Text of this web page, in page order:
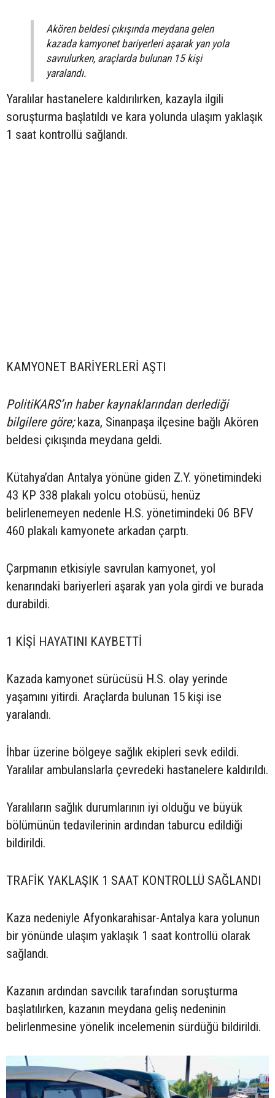
Akören beldesi çıkışında meydana gelen
kazada kamyonet bariyerleri aşarak yan yola
savrulurken, araçlarda bulunan 15 kişi
yaralandı.
Yaralılar hastanelere kaldırılırken, kazayla ilgili
soruşturma başlatıldı ve kara yolunda ulaşım yaklaşık
1 saat kontrollü sağlandı.
KAMYONET BARİYERLERİ AŞTI
PolitiKARS’ın haber kaynaklarından derlediği
bilgilere göre;kaza, Sinanpaşa ilçesine bağlı Akören
beldesi çıkışında meydana geldi.
Kütahya’dan Antalya yönüne giden Z.Y. yönetimindeki
43 KP 338 plakalı yolcu otobüsü, henüz
belirlenemeyen nedenle H.S. yönetimindeki 06 BFV
460 plakalı kamyonete arkadan çarptı.
Çarpmanın etkisiyle savrulan kamyonet, yol
kenarındaki bariyerleri aşarak yan yola girdi ve burada
durabildi.
1 KİŞİ HAYATINI KAYBETTİ
Kazada kamyonet sürücüsü H.S. olay yerinde
yaşamını yitirdi. Araçlarda bulunan 15 kişi ise
yaralandı.
İhbar üzerine bölgeye sağlık ekipleri sevk edildi.
Yaralılar ambulanslarla çevredeki hastanelere kaldırıldı.
Yaralıların sağlık durumlarının iyi olduğu ve büyük
bölümünün tedavilerinin ardından taburcu edildiği
bildirildi.
TRAFİK YAKLAŞIK 1 SAAT KONTROLLÜ SAĞLANDI
Kaza nedeniyle Afyonkarahisar-Antalya kara yolunun
bir yönünde ulaşım yaklaşık 1 saat kontrollü olarak
sağlandı.
Kazanın ardından savcılık tarafından soruşturma
başlatılırken, kazanın meydana geliş nedeninin
belirlenmesine yönelik incelemenin sürdüğü bildirildi.